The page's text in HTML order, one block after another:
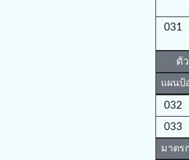
031
ตั
แผนป้
032
033
มาตร